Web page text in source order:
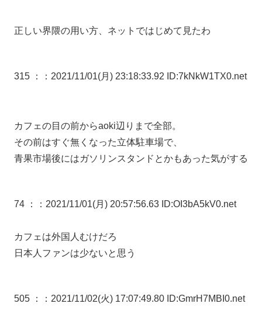
正しい界隈の用い方、ネットではじめて見たわ
315 ： ：2021/11/01(月) 23:18:33.92 ID:7kNkW1TX0.net
カフェの目の前からaoki辺りまで全部。
その前はすぐ無くなった立体駐車場で、
青果市場後にはガソリンスタンドとかもあった気がする
74 ： ：2021/11/01(月) 20:57:56.63 ID:OI3bA5kV0.net
カフェは外国人むけだろ
日本人ファンは少ないと思う
505 ： ：2021/11/02(火) 17:07:49.80 ID:GmrH7MBI0.net